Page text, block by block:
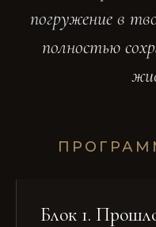
погружение в
полностью
Блок 1.